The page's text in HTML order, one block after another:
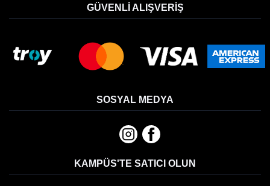
GÜVENLI ALIŞVERIŞ
SOSYAL MEDYA
KAMPÜS'TE SATICI OLUN